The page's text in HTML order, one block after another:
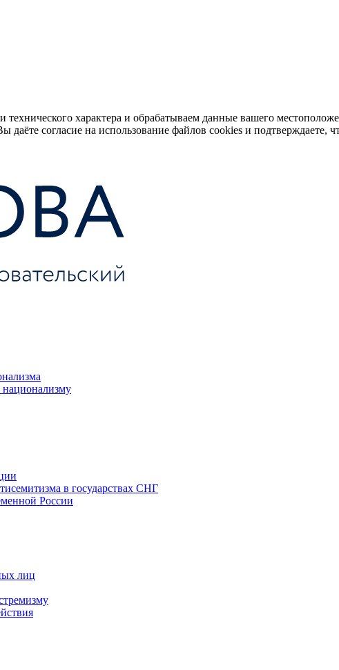
характера и обрабатываем данные вашего
согласие на использование файлов cookies и подтверждаете,
национализму
в государствах СНГ
России
лиц